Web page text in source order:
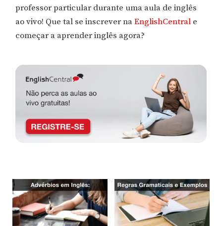
professor particular durante uma aula de inglês
ao vivo! Que tal se inscrever naEnglishCentral e
começar a aprender inglês agora?